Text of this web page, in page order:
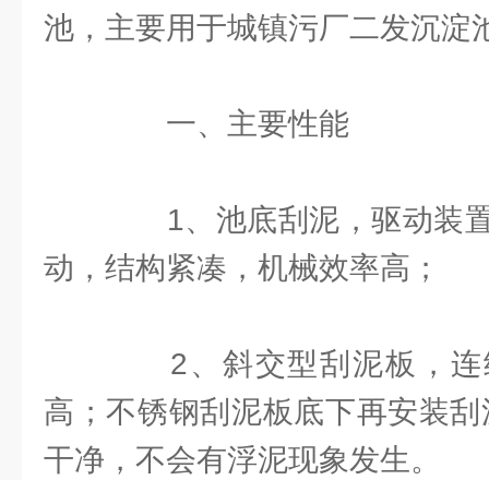
池，主要用于城镇污厂二发沉淀
一、主要性能
1、池底刮泥，驱动装置
动，结构紧凑，机械效率高；
2、斜交型刮泥板，连
高；不锈钢刮泥板底下再安装
干净，不会有浮泥现象发生。